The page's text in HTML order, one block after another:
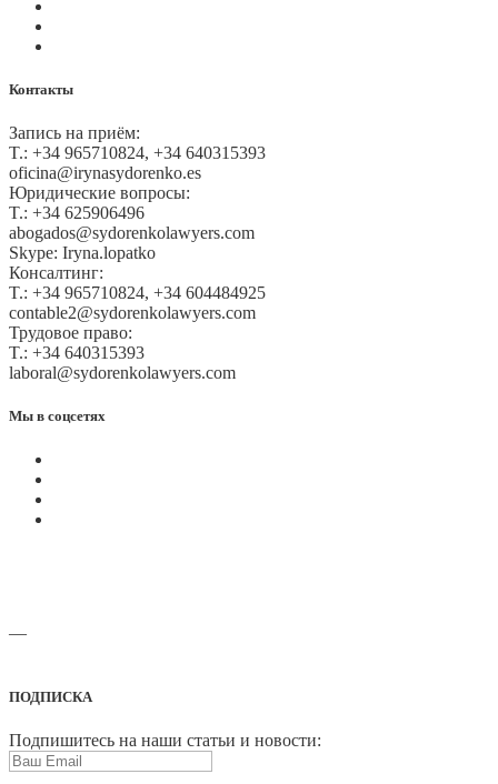
Контакты
Запись на приём:
T.: +34 965710824, +34 640315393
oficina@irynasydorenko.es
Юридические вопросы:
T.: +34 625906496
abogados@sydorenkolawyers.com
Skype: Iryna.lopatko
Консалтинг:
T.: +34 965710824, +34 604484925
contable2@sydorenkolawyers.com
Трудовое право:
T.: +34 640315393
laboral@sydorenkolawyers.com
Мы в соцсетях
—
ПОДПИСКА
Подпишитесь на наши статьи и новости: